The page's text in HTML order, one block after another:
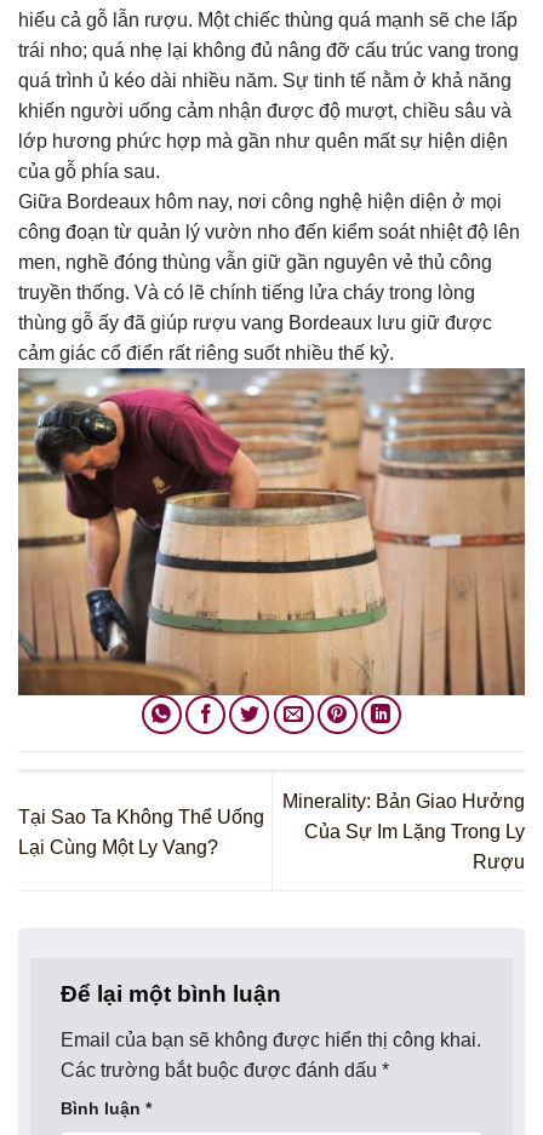
hiểu cả gỗ lẫn rượu. Một chiếc thùng quá mạnh sẽ che lấp
trái nho; quá nhẹ lại không đủ nâng đỡ cấu trúc vang trong
quá trình ủ kéo dài nhiều năm. Sự tinh tế nằm ở khả năng
khiến người uống cảm nhận được độ mượt, chiều sâu và
lớp hương phức hợp mà gần như quên mất sự hiện diện
của gỗ phía sau.
Giữa Bordeaux hôm nay, nơi công nghệ hiện diện ở mọi
công đoạn từ quản lý vườn nho đến kiểm soát nhiệt độ lên
men, nghề đóng thùng vẫn giữ gần nguyên vẻ thủ công
truyền thống. Và có lẽ chính tiếng lửa cháy trong lòng
thùng gỗ ấy đã giúp rượu vang Bordeaux lưu giữ được
cảm giác cổ điển rất riêng suốt nhiều thế kỷ.
Tại Sao Ta Không Thể Uống
Lại Cùng Một Ly Vang?
Minerality: Bản Giao Hưởng
Của Sự Im Lặng Trong Ly
Rượu
Để lại một bình luận
Email của bạn sẽ không được hiển thị công khai.
Các trường bắt buộc được đánh dấu *
Bình luận *